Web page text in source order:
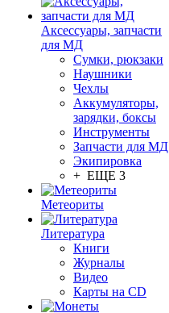
Аксессуары, запчасти
для МД
Сумки, рюкзаки
Наушники
Чехлы
Аккумуляторы,
зарядки, боксы
Инструменты
Запчасти для МД
Экипировка
+ ЕЩЕ 3
Метеориты
Литература
Книги
Журналы
Видео
Карты на CD